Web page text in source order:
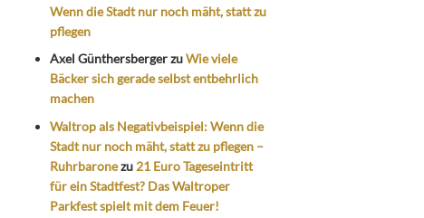
Wenn die Stadt nur noch mäht, statt zu
pflegen
Axel GünthersbergerzuWie viele
Bäcker sich gerade selbst entbehrlich
machen
Waltrop als Negativbeispiel: Wenn die
Stadt nur noch mäht, statt zu pflegen –
Ruhrbaronezu 21 Euro Tageseintritt
für ein Stadtfest? Das Waltroper
Parkfest spielt mit dem Feuer!